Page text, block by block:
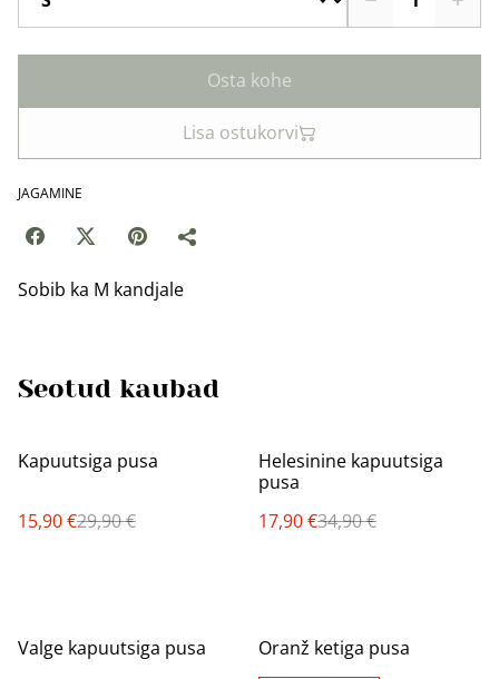
Osta kohe
Lisa ostukorvi
JAGAMINE
Sobib ka M kandjale
Seotud kaubad
%
Kapuutsiga pusa
15,90 €29,90 €
%
Helesinine kapuutsiga
pusa
17,90 €34,90 €
%
Valge kapuutsiga pusa %
Oranž ketiga pusa